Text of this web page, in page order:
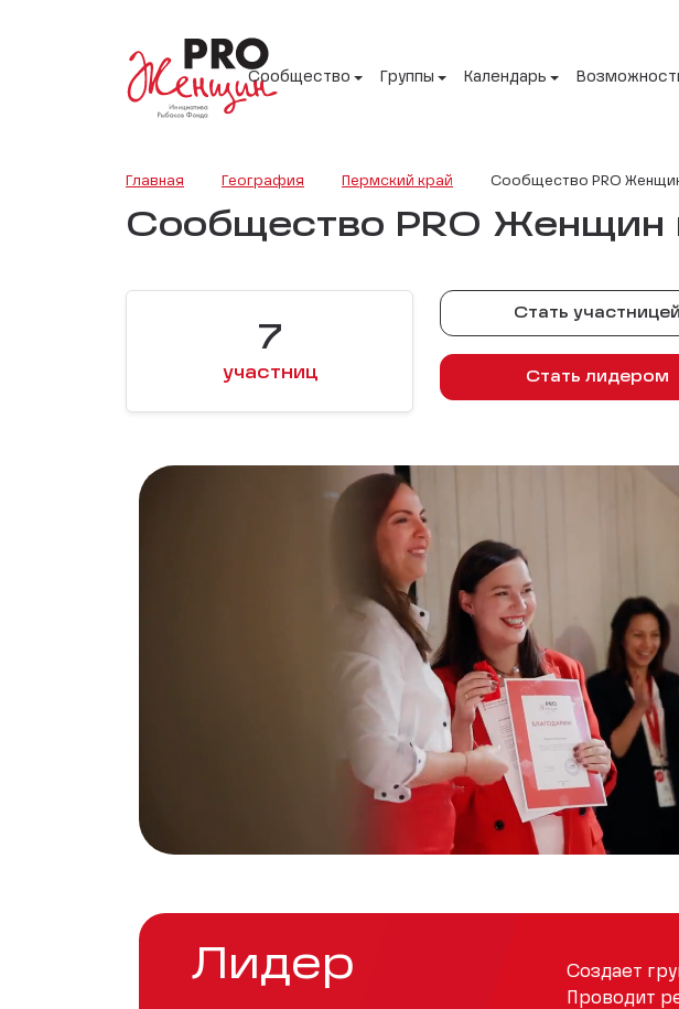
Сообщество Группы Календарь
Главная География Пермский край Сообщество PRO Женщин
Сообщество PRO Женщин
7
участниц
Стать участницей
Стать лидером
Лидер
Создает
Проводит